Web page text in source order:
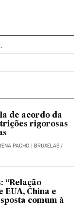
de acordo da
rigorosas
PACHO | BRUXELAS /
“Relação
EUA, China e
comum à